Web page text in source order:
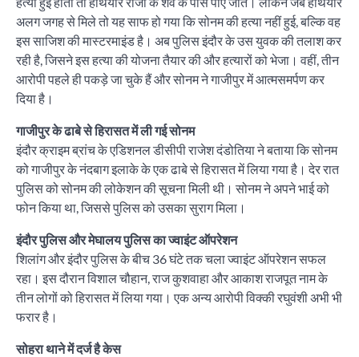
अलग जगह से मिले तो यह साफ हो गया कि सोनम की हत्या नहीं हुई, बल्कि वह
इस साजिश की मास्टरमाइंड है। अब पुलिस इंदौर के उस युवक की तलाश कर
रही है, जिसने इस हत्या की योजना तैयार की और हत्यारों को भेजा। वहीं, तीन
आरोपी पहले ही पकड़े जा चुके हैं और सोनम ने गाजीपुर में आत्मसमर्पण कर
दिया है।
गाजीपुर के ढाबे से हिरासत में ली गई सोनम
इंदौर क्राइम ब्रांच के एडिशनल डीसीपी राजेश दंडोतिया ने बताया कि सोनम
को गाजीपुर के नंदबाग इलाके के एक ढाबे से हिरासत में लिया गया है। देर रात
पुलिस को सोनम की लोकेशन की सूचना मिली थी। सोनम ने अपने भाई को
फोन किया था, जिससे पुलिस को उसका सुराग मिला।
इंदौर पुलिस और मेघालय पुलिस का ज्वाइंट ऑपरेशन
शिलांग और इंदौर पुलिस के बीच 36 घंटे तक चला ज्वाइंट ऑपरेशन सफल
रहा। इस दौरान विशाल चौहान, राज कुशवाहा और आकाश राजपूत नाम के
तीन लोगों को हिरासत में लिया गया। एक अन्य आरोपी विक्की रघुवंशी अभी भी
फरार है।
सोहरा थाने में दर्ज है केस